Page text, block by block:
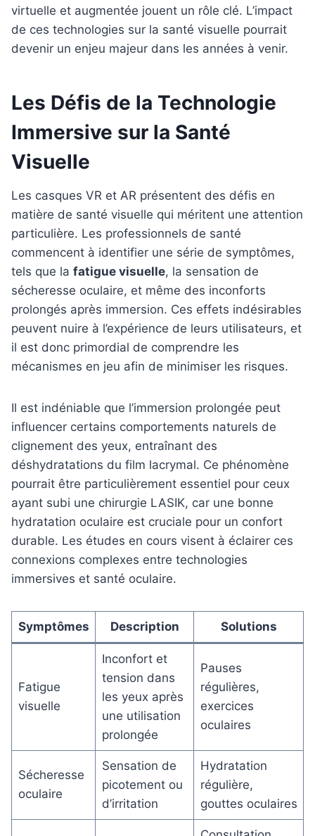
virtuelle et augmentée jouent un rôle clé. L’impact
de ces technologies sur la santé visuelle pourrait
devenir un enjeu majeur dans les années à venir.
Les Défis de la Technologie
Immersive sur la Santé
Visuelle
Les casques VR et AR présentent des défis en
matière de santé visuelle qui méritent une attention
particulière. Les professionnels de santé
commencent à identifier une série de symptômes,
tels que la fatigue visuelle, la sensation de
sécheresse oculaire, et même des inconforts
prolongés après immersion. Ces effets indésirables
peuvent nuire à l’expérience de leurs utilisateurs, et
il est donc primordial de comprendre les
mécanismes en jeu afin de minimiser les risques.
Il est indéniable que l’immersion prolongée peut
influencer certains comportements naturels de
clignement des yeux, entraînant des
déshydratations du film lacrymal. Ce phénomène
pourrait être particulièrement essentiel pour ceux
ayant subi une chirurgie LASIK, car une bonne
hydratation oculaire est cruciale pour un confort
durable. Les études en cours visent à éclairer ces
connexions complexes entre technologies
immersives et santé oculaire.
Symptômes Description Solutions
Fatigue
visuelle
Inconfort et
tension dans
les yeux après
une utilisation
prolongée
Pauses
régulières,
exercices
oculaires
Sécheresse
oculaire
Sensation de
picotement ou
d’irritation
Hydratation
régulière,
gouttes oculaires